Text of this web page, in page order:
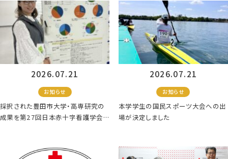
2026.07.21
お知らせ
採択された豊田市大学・高専研究の
成果を第27回日本赤十字看護学会で
2026.07.21
お知らせ
本学学生の国民スポーツ大会への出
場が決定しました